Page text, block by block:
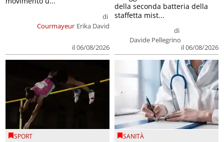
Courmayeur
di
Erika David
il 06/08/2026
di
Davide Pellegrino
il 06/08/2026
della seconda batteria della
staffetta mist...
SPORT SANITÀ